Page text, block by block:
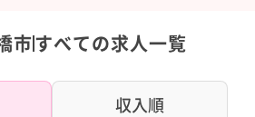
市すべての求人一覧
収入順